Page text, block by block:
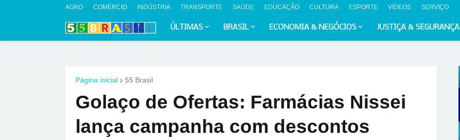
AGRO COMÉRCIO INDÚSTRIA TRANSPORTE SAÚDE EDUCAÇÃO CULTURA ESPORTE VÍDEOS SERVIÇO
ÚLTIMAS BRASIL ECONOMIA & NEGÓCIOS JUSTIÇA & SEGURANÇA
Página inicial 55 Brasil
Golaço de Ofertas: Farmácias Nissei
lança campanha com descontos